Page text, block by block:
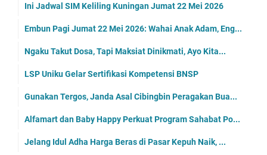
Ini Jadwal SIM Keliling Kuningan Jumat 22 Mei 2026
Embun Pagi Jumat 22 Mei 2026: Wahai Anak Adam, Eng...
Ngaku Takut Dosa, Tapi Maksiat Dinikmati, Ayo Kita...
LSP Uniku Gelar Sertifikasi Kompetensi BNSP
Gunakan Tergos, Janda Asal Cibingbin Peragakan Bua...
Alfamart dan Baby Happy Perkuat Program Sahabat Po...
Jelang Idul Adha Harga Beras di Pasar Kepuh Naik, ...